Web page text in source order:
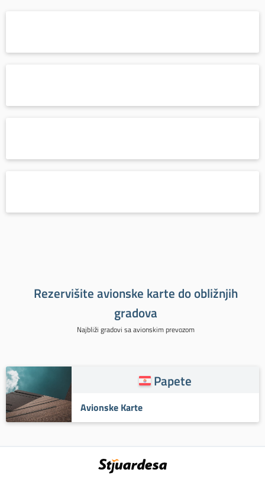
Rezervišite avionske karte do obližnjih
gradova
Najbliži gradovi sa avionskim prevozom
Papete
Avionske Karte